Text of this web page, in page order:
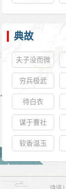
典故
夫子没而微
言绝
穷兵极武
待白衣
谋于曹社
软香温玉